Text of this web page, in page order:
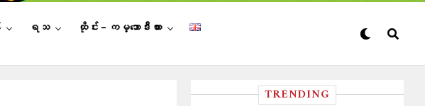
ရသ ထိုင်း – ကမ္ဘောဒီးယား
TRENDING